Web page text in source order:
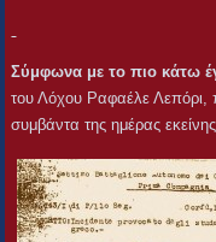
Σύμφωνα με το πιο κάτω
του Λόχου Ραφαέλε Λεπόρι,
συμβάντα της ημέρας